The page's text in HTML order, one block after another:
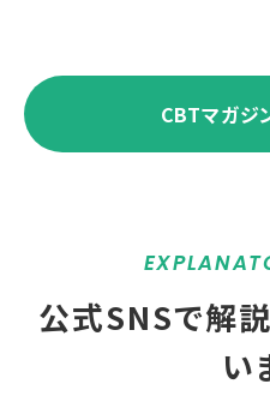
CBTマガジ
公式SNSで解
い